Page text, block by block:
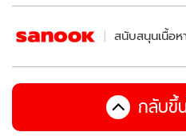
สนับสนุนเนื้อห
กลับขึ้